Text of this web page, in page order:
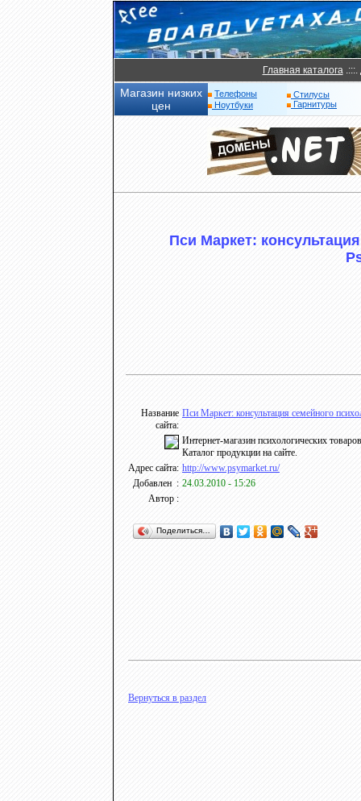
Главная каталога.:::.
Магазин низких
цен
Телефоны
Ноутбуки
Стилусы
Гарнитуры
Пси Маркет:
Название
сайта:
Пси Маркет: консультация семейного
Интернет-магазин психологических
Каталог продукции на сайте.
Адрес сайта: http://www.psymarket.ru/
Добавлен : 24.03.2010 - 15:26
Автор :
Поделиться…
Вернуться в раздел